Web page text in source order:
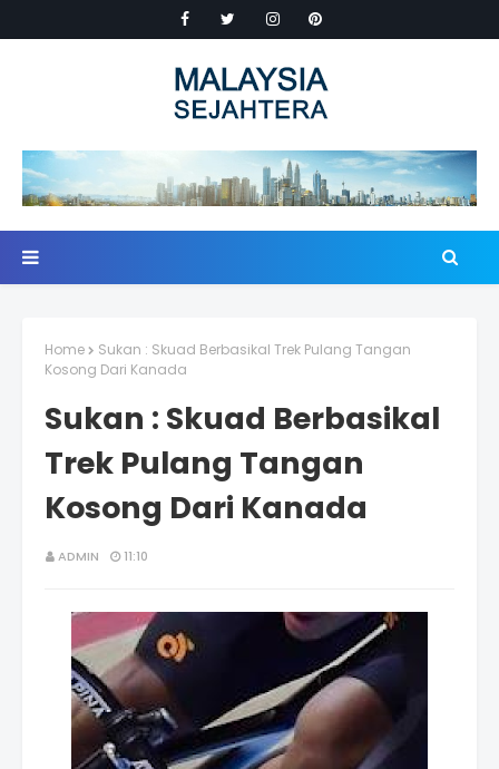
Home
Sukan : Skuad Berbasikal Trek Pulang Tangan
Kosong Dari Kanada
Sukan : Skuad Berbasikal
Trek Pulang Tangan
Kosong Dari Kanada
ADMIN 11:10